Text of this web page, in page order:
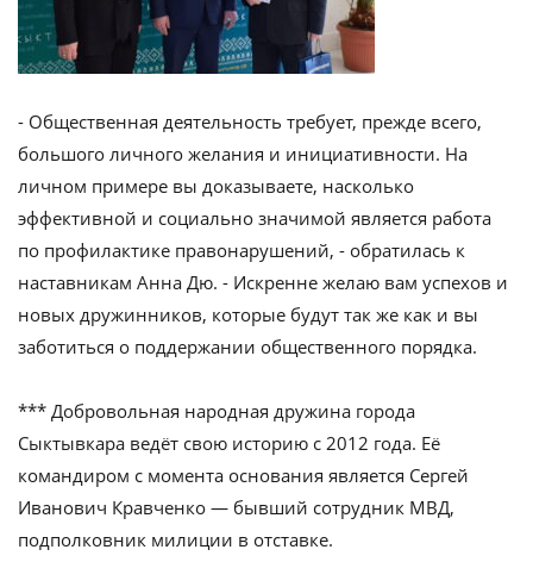
- Общественная деятельность требует, прежде всего,
большого личного желания и инициативности. На
личном примере вы доказываете, насколько
эффективной и социально значимой является работа
по профилактике правонарушений, - обратилась к
наставникам Анна Дю. - Искренне желаю вам успехов и
новых дружинников, которые будут так же как и вы
заботиться о поддержании общественного порядка.
*** Добровольная народная дружина города
Сыктывкара ведёт свою историю с 2012 года. Её
командиром с момента основания является Сергей
Иванович Кравченко — бывший сотрудник МВД,
подполковник милиции в отставке.